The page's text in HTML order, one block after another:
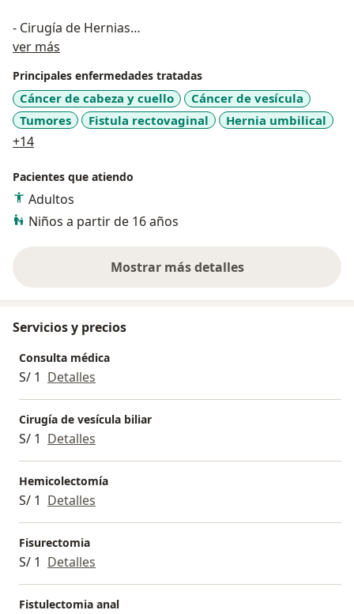
- Cirugía de Hernias
- Cirugía de Reflujo Gastroesofágico
- Cirugía de la Vesícula Biliar
ver más
Principales enfermedades tratadas
Cáncer de cabeza y cuello
Cáncer de vesícula
Tumores
Fistula rectovaginal Hernia umbilical
+14a11y_sr_more_diseases
Pacientes que atiendo
Adultos
Niños a partir de 16 años
Mostrar más detalles
sobre la experiencia
Servicios y precios
Consulta médica
S/ 1 Detalles
Cirugía de vesícula biliar
S/ 1 Detalles
Hemicolectomía
S/ 1 Detalles
Fisurectomia
S/ 1 Detalles
Fistulectomia anal